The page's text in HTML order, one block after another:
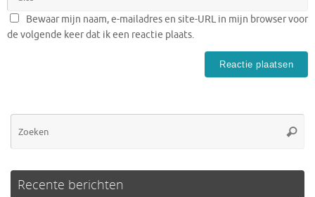
Bewaar mijn naam, e-mailadres en site-URL in mijn browser voor
de volgende keer dat ik een reactie plaats.
Recente berichten